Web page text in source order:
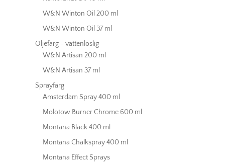
W&N Winton Oil 200 ml
W&N Winton Oil 37 ml
Oljefärg - vattenlöslig
W&N Artisan 200 ml
W&N Artisan 37 ml
Sprayfärg
Amsterdam Spray 400 ml
Molotow Burner Chrome 600 ml
Montana Black 400 ml
Montana Chalkspray 400 ml
Montana Effect Sprays